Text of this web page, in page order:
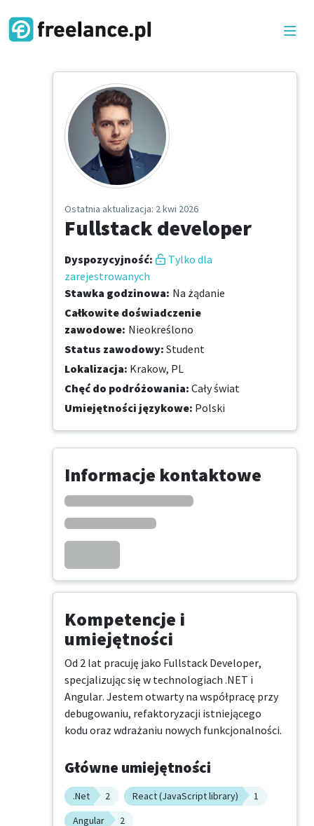
Ostatnia aktualizacja: 2 kwi 2026
Fullstack developer
Dyspozycyjność:
Tylko dla
zarejestrowanych
Stawka godzinowa: Na żądanie
Całkowite doświadczenie
zawodowe: Nieokreślono
Status zawodowy: Student
Lokalizacja: Krakow, PL
Chęć do podróżowania: Cały świat
Umiejętności językowe: Polski
Informacje kontaktowe
Kompetencje i
umiejętności
Od 2 lat pracuję jako Fullstack Developer,
specjalizując się w technologiach .NET i
Angular. Jestem otwarty na współpracę przy
debugowaniu, refaktoryzacji istniejącego
kodu oraz wdrażaniu nowych funkcjonalności.
Główne umiejętności
.Net 2 React (JavaScript library)
1
Angular
2